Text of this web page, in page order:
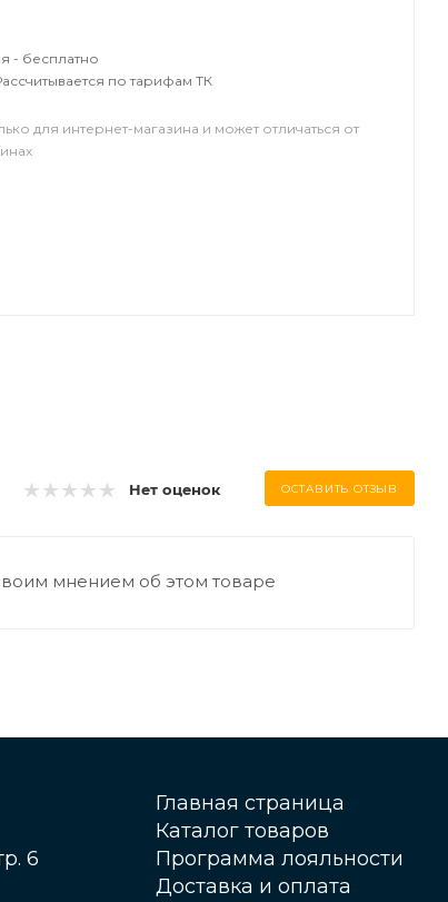
- бесплатно
по тарифам ТК
для интернет-магазина и может отличаться от
Нет оценок ОСТАВИТЬ ОТЗЫВ
мнением об этом товаре
6
Главная страница
Каталог товаров
Программа лояльности
Доставка и оплата